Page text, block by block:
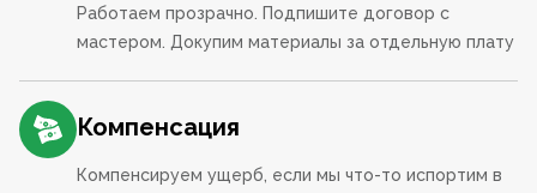
Работаем прозрачно. Подпишите договор с
мастером. Докупим материалы за отдельную плату
Компенсация
Компенсируем ущерб, если мы что-то испортим в